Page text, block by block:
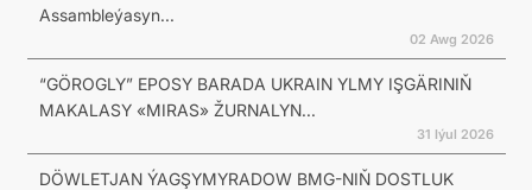
Assambleýasyn...
02 Awg 2026
“GÖROGLY” EPOSY BARADA UKRAIN YLMY IŞGÄRINIŇ
MAKALASY «MIRAS» ŽURNALYN...
31 Iýul 2026
DÖWLETJAN ÝAGŞYMYRADOW BMG-NIŇ DOSTLUK